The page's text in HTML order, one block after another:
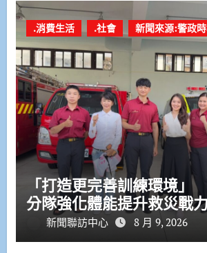
.消費生活 .社會 新聞來源:警政
「打造更完善訓練環境
分隊強化體能提升救災戰力
新聞聯訪中心 8 月 9, 2026